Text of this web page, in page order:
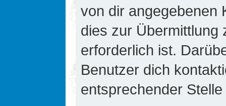
von dir angegebenen
dies zur Übermittlung
erforderlich ist.
Benutzer dich
entsprechender